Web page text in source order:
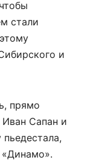
стали
и
прямо
Сапан и